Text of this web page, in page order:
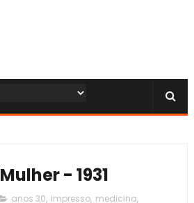
- 1931
anos 30, impresso, medicina,